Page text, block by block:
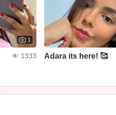
1
1333 Adara its here! 🥰